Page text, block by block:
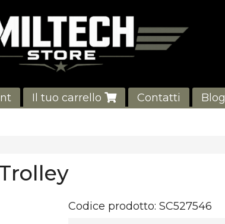
Il tuo carrello Contatti Blog
Codice prodotto:SC527546